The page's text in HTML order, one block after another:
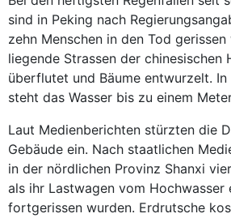
sind in Peking nach
zehn Menschen in den Tod
liegende Strassen der chinesischen
überflutet und Bäume entwurzelt. In
steht das Wasser bis zu einem
Laut Medienberichten stürzten die
Gebäude ein. Nach staatlichen
in der nördlichen Provinz Shanxi
als ihr Lastwagen vom Hochwasser
fortgerissen wurden. Erdrutsche